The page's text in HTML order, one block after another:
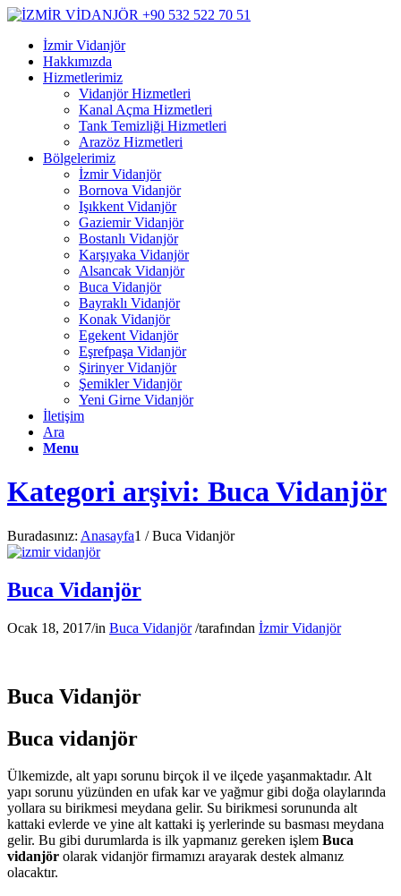
İzmir Vidanjör
Hakkımızda
Hizmetlerimiz
Vidanjör Hizmetleri
Kanal Açma Hizmetleri
Tank Temizliği Hizmetleri
Arazöz Hizmetleri
Bölgelerimiz
İzmir Vidanjör
Bornova Vidanjör
Işıkkent Vidanjör
Gaziemir Vidanjör
Bostanlı Vidanjör
Karşıyaka Vidanjör
Alsancak Vidanjör
Buca Vidanjör
Bayraklı Vidanjör
Konak Vidanjör
Egekent Vidanjör
Eşrefpaşa Vidanjör
Şirinyer Vidanjör
Şemikler Vidanjör
Yeni Girne Vidanjör
İletişim
Ara
Menu
Kategori arşivi: Buca Vidanjör
Buradasınız: Anasayfa1 / Buca Vidanjör
Buca Vidanjör
Ocak 18, 2017/in Buca Vidanjör /tarafından İzmir Vidanjör
Buca Vidanjör
Buca vidanjör
Ülkemizde, alt yapı sorunu birçok il ve ilçede yaşanmaktadır. Alt
yapı sorunu yüzünden en ufak kar ve yağmur gibi doğa olaylarında
yollara su birikmesi meydana gelir. Su birikmesi sorununda alt
kattaki evlerde ve yine alt kattaki iş yerlerinde su basması meydana
gelir. Bu gibi durumlarda is ilk yapmanız gereken işlem Buca
vidanjör olarak vidanjör firmamızı arayarak destek almanız
olacaktır.